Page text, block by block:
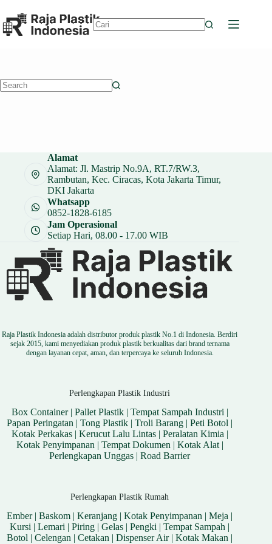
to
content
Alamat
Alamat: Jl. Mastrip No.9A, RT.7/RW.3,
Rambutan, Kec. Ciracas, Kota Jakarta Timur,
DKI Jakarta
Whatsapp
0852-1828-6185
Jam Operasional
Setiap Hari, 08.00 - 17.00 WIB
Raja Plastik Indonesia adalah distributor produk plastik No.1 di Indonesia. Berdiri
sejak 2015, kami menyediakan produk plastik berkualitas dari brand ternama
dengan layanan cepat, aman, dan terpercaya ke seluruh Indonesia.
Perlengkapan Plastik Industri
Box Container| Pallet Plastik| Tempat Sampah Industri |
Papan Peringatan |Tong Plastik |Troli Barang |Peti Botol |
Kotak Perkakas| Kerucut Lalu Lintas| Peralatan Kimia |
Kotak Penyimpanan | Tempat Dokumen | Kotak Alat|
Perlengkapan Unggas |Road Barrier
Perlengkapan Plastik Rumah
Ember|Baskom |Keranjang |Kotak Penyimpanan |Meja |
Kursi |Lemari |Piring |Gelas |Pengki |Tempat Sampah |
Botol |Celengan |Cetakan |Dispenser Air|Kotak Makan |